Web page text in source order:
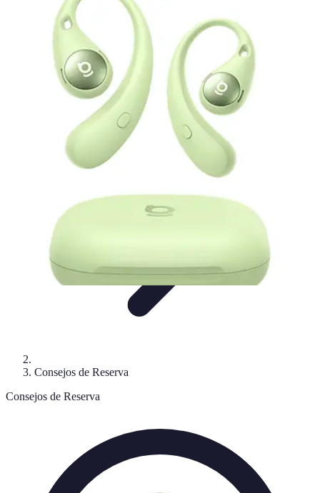
Encuentra Tu Hotel
Consejos de Reserva
Vacaciones en familiaVacaciones en
Consejos para Reservar Consejos de Viaje
Encuentra Tu Hotel
Consejos de Reserva
Consejos de Reserva